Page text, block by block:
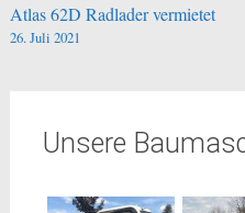
Beitragsnavigation
Atlas 62D Radlader vermietet
26. Juli 2021
Unsere